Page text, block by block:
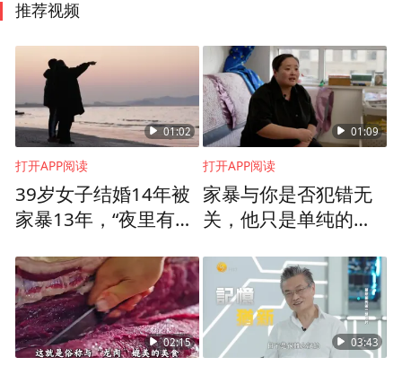
推荐视频
01:02
打开APP阅读
39岁女子结婚14年被
家暴13年，“夜里有床
是幸福”
01:09
打开APP阅读
家暴与你是否犯错无
关，他只是单纯的想
02:15 03:43